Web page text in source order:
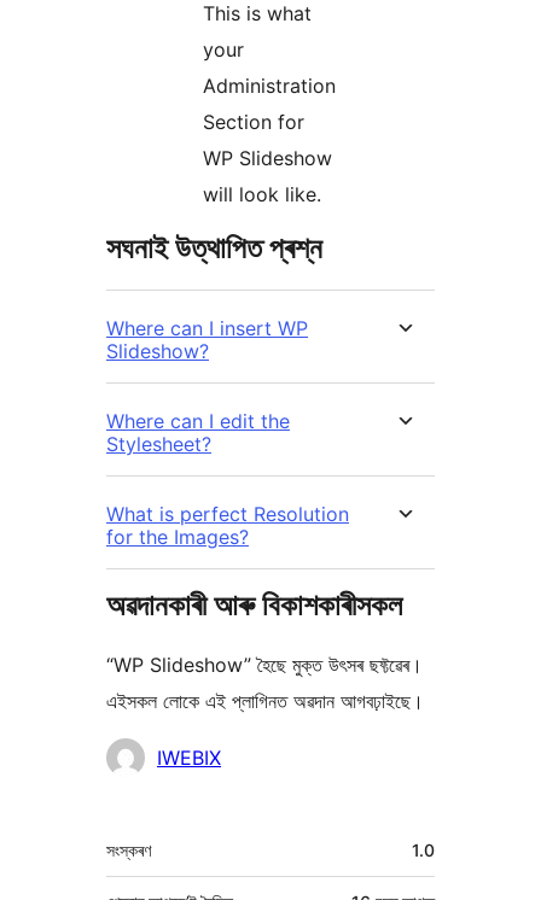
This is what
your
Administration
Section for
WP Slideshow
will look like.
সঘনাই উত্থাপিত প্ৰশ্ন
Where can I insert WP
Slideshow?
Where can I edit the
Stylesheet?
What is perfect Resolution
for the Images?
অৱদানকাৰী আৰু বিকাশকাৰীসকল
“WP Slideshow” হৈছে মুক্ত উৎসৰ ছফ্টৱেৰ।
এইসকল লোকে এই প্লাগিনত অৱদান আগবঢ়াইছে।
অৱদানকাৰীসকল
IWEBIX
মেটা 1.0
সংস্কৰণ